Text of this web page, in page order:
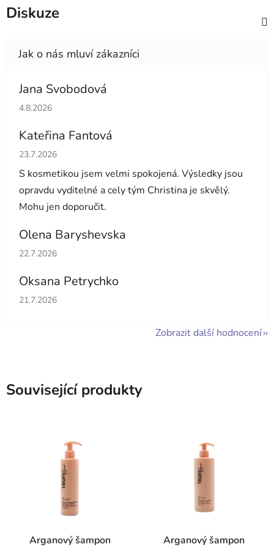
Diskuze
Jana Svobodová
Hodnocení obchodu je 5 z 5 hvězdiček.
4.8.2026
Kateřina Fantová
Hodnocení obchodu je 5 z 5 hvězdiček.
23.7.2026
S kosmetikou jsem velmi spokojená. Výsledky jsou
opravdu vyditelné a cely tým Christina je skvělý.
Mohu jen doporučit.
Olena Baryshevska
Hodnocení obchodu je 5 z 5 hvězdiček.
22.7.2026
Oksana Petrychko
Hodnocení obchodu je 5 z 5 hvězdiček.
21.7.2026
Zobrazit další hodnocení
Související produkty
Arganový šampon
Arganový šampon